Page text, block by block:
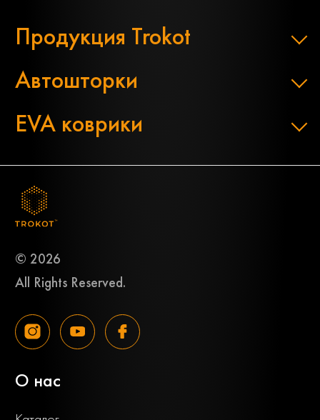
Продукция Trokot
Автошторки
EVA коврики
© 2026
All Rights Reserved.
О нас